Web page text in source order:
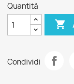
Quantità

Condividi